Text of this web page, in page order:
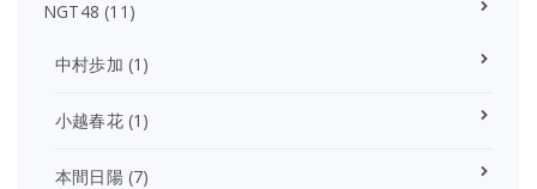
NGT48 (11)
中村歩加 (1)
小越春花(1)
本間日陽(7)